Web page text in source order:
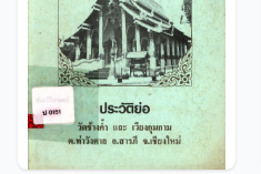
ศูนย์วัฒนธรรมจังหวัดเชียงใหม่...